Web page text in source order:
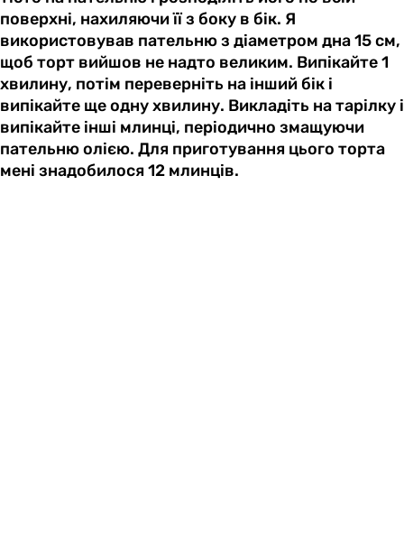
поверхні, нахиляючи її з боку в бік. Я
використовував пательню з діаметром дна 15 см,
щоб торт вийшов не надто великим. Випікайте 1
хвилину, потім переверніть на інший бік і
випікайте ще одну хвилину. Викладіть на тарілку і
випікайте інші млинці, періодично змащуючи
пательню олією. Для приготування цього торта
мені знадобилося 12 млинців.